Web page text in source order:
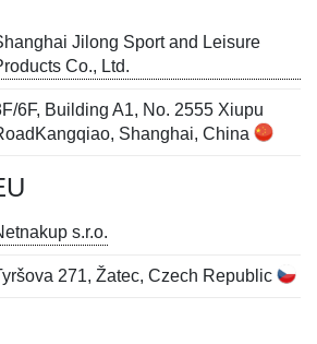
Jilong Sport and Leisure
Co., Ltd.
6F, Building A1, No. 2555 Xiupu
Shanghai, China
s.r.o.
271, Žatec, Czech Republic